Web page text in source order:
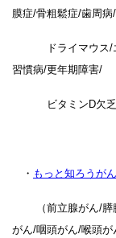
膜症/骨粗鬆症/歯周病/
ドライマウス/エ
習慣病/更年期障害/
ビタミンD欠乏症
・ もっと知ろうが
（前立腺がん/膵臓
がん/咽頭がん/喉頭が